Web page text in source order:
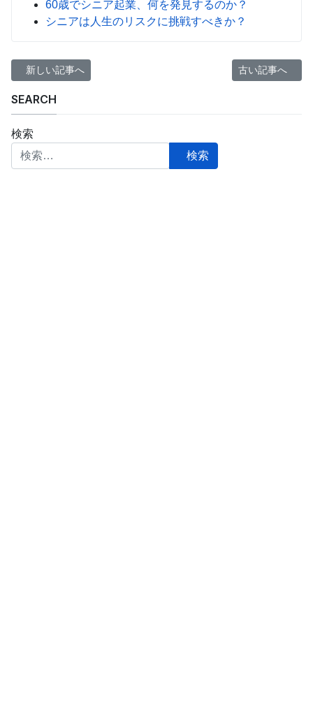
60歳でシニア起業、何を発見するのか？
シニアは人生のリスクに挑戦すべきか？
前の記事へ: 65歳シニア自営業者の新型コロナウイルス感染リスク
新しい記事へ 次の記事へ: リ
古い記事へ
SEARCH
検索
検索